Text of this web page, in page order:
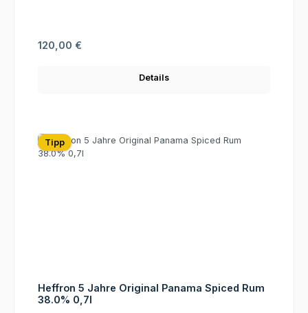
Regulärer Preis:
120,00 €
Details
Tipp
Heffron 5 Jahre Original Panama Spiced Rum
38.0% 0,7l